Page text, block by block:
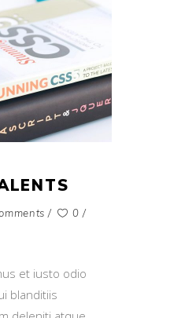
0
et iusto odio
blanditiis